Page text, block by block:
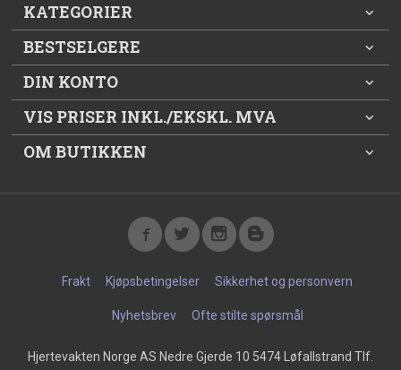
KATEGORIER
BESTSELGERE
DIN KONTO
VIS PRISER INKL./EKSKL. MVA
OM BUTIKKEN
Frakt Kjøpsbetingelser Sikkerhet og personvern
Nyhetsbrev Ofte stilte spørsmål
Hjertevakten Norge AS Nedre Gjerde 10 5474 Løfallstrand Tlf.